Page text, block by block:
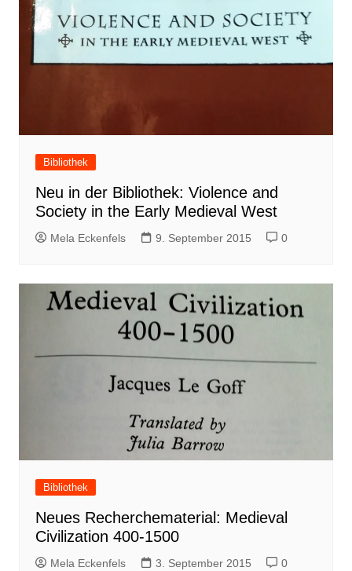
Bibliothek
Neu in der Bibliothek: Violence and
Society in the Early Medieval West
Mela Eckenfels 9. September 2015 0
Bibliothek
Neues Recherchematerial: Medieval
Civilization 400-1500
Mela Eckenfels 3. September 2015 0